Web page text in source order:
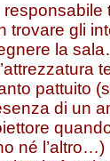
responsabile
trovare gli
la
pattuito
di un
né l’altro…)